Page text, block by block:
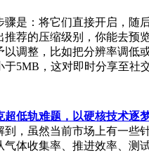
骤是：将它们直接开启，随
推荐的压缩级别，你能去预
以调整，比如把分辨率调低
于5MB，这对即时分享至社
超低轨难题，以硬核技术逐
到，虽然当前市场上有一些
气体收集率、推进效率、测